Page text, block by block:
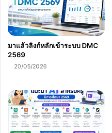
มาแล้วลิงก์หลักเข้าระบบ DMC
2569
20/05/2026